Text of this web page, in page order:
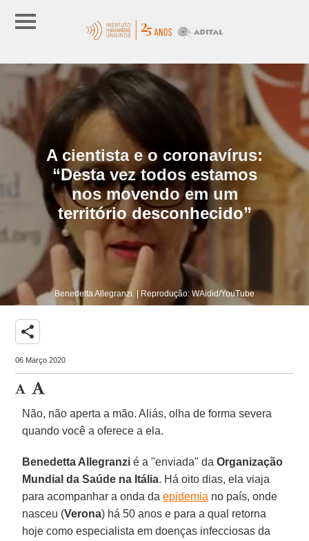
A cientista e o coronavírus:
“Desta vez todos estamos
nos movendo em um
território desconhecido”
Benedetta Allegranzi. | Reprodução: WAidid/YouTube
share
06 Março 2020
Não, não aperta a mão. Aliás, olha de forma severa
quando você a oferece a ela.
Benedetta Allegranzi é a "enviada" daOrganização
Mundial da Saúde na Itália. Há oito dias, ela viaja
para acompanhar a onda daepidemia no país, onde
nasceu (Verona) há 50 anos e para a qual retorna
hoje como especialista em doenças infecciosas da